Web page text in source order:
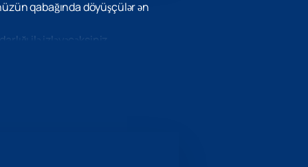
qabağında döyüşçülər ən
ilə izləyəcəksiniz.
və tribunalardakı dəstəyiniz